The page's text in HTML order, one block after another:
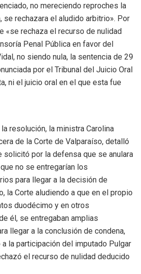
no mereciendo reproches la
se rechazara el aludido arbitrio». Por
«se rechaza el recurso de nulidad
Penal Pública en favor del
no siendo nula, la sentencia de 29
por el Tribunal del Juicio Oral
ni el juicio oral en el que esta fue
resolución, la ministra Carolina
de la Corte de Valparaíso, detalló
solicitó por la defensa que se anulara
no se entregarían los
para llegar a la decisión de
la Corte aludiendo a que en el propio
duodécimo y en otros
él, se entregaban amplias
llegar a la conclusión de condena,
la participación del imputado Pulgar
el recurso de nulidad deducido